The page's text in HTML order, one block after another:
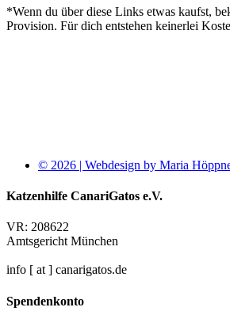
*Wenn du über diese Links etwas kaufst,
Provision. Für dich entstehen keinerlei
© 2026 | Webdesign by Maria
Katzenhilfe CanariGatos e.V.
VR: 208622
Amtsgericht München
info [ at ] canarigatos.de
Spendenkonto